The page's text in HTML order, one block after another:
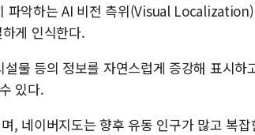
파악하는 AI 비전 측위(Visual Localization)
게 인식한다.
물 등의 정보를 자연스럽게 증강해 표시하
있다.
, 네이버지도는 향후 유동 인구가 많고 복잡